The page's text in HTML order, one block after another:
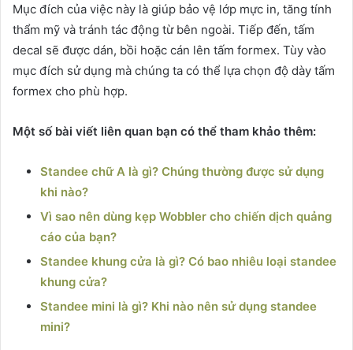
Mục đích của việc này là giúp bảo vệ lớp mực in, tăng tính
thẩm mỹ và tránh tác động từ bên ngoài. Tiếp đến, tấm
decal sẽ được dán, bồi hoặc cán lên tấm formex. Tùy vào
mục đích sử dụng mà chúng ta có thể lựa chọn độ dày tấm
formex cho phù hợp.
Một số bài viết liên quan bạn có thể tham khảo thêm:
Standee chữ A là gì? Chúng thường được sử dụng
khi nào?
Vì sao nên dùng kẹp Wobbler cho chiến dịch quảng
cáo của bạn?
Standee khung cửa là gì? Có bao nhiêu loại standee
khung cửa?
Standee mini là gì? Khi nào nên sử dụng standee
mini?